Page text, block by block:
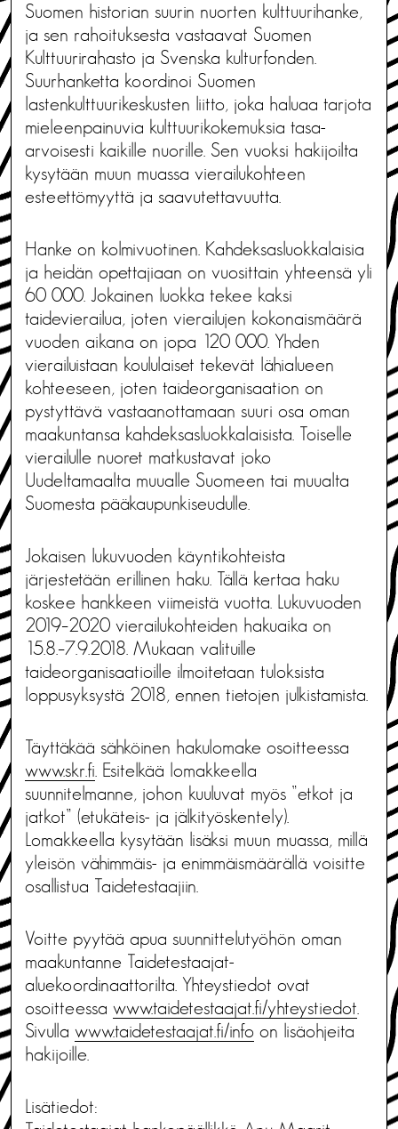
Suomen historian suurin nuorten kulttuurihanke,
ja sen rahoituksesta vastaavat Suomen
Kulttuurirahasto ja Svenska kulturfonden.
Suurhanketta koordinoi Suomen
lastenkulttuurikeskusten liitto, joka haluaa tarjota
mieleenpainuvia kulttuurikokemuksia tasa-
arvoisesti kaikille nuorille. Sen vuoksi hakijoilta
kysytään muun muassa vierailukohteen
esteettömyyttä ja saavutettavuutta.
Hanke on kolmivuotinen. Kahdeksasluokkalaisia
ja heidän opettajiaan on vuosittain yhteensä yli
60 000. Jokainen luokka tekee kaksi
taidevierailua, joten vierailujen kokonaismäärä
vuoden aikana on jopa 120 000. Yhden
vierailuistaan koululaiset tekevät lähialueen
kohteeseen, joten taideorganisaation on
pystyttävä vastaanottamaan suuri osa oman
maakuntansa kahdeksasluokkalaisista. Toiselle
vierailulle nuoret matkustavat joko
Uudeltamaalta muualle Suomeen tai muualta
Suomesta pääkaupunkiseudulle.
Jokaisen lukuvuoden käyntikohteista
järjestetään erillinen haku. Tällä kertaa haku
koskee hankkeen viimeistä vuotta. Lukuvuoden
2019–2020 vierailukohteiden hakuaika on
15.8.–7.9.2018. Mukaan valituille
taideorganisaatioille ilmoitetaan tuloksista
loppusyksystä 2018, ennen tietojen julkistamista.
Täyttäkää sähköinen hakulomake osoitteessa
www.skr.fi . Esitelkää lomakkeella
suunnitelmanne, johon kuuluvat myös ”etkot ja
jatkot” (etukäteis- ja jälkityöskentely).
Lomakkeella kysytään lisäksi muun muassa, millä
yleisön vähimmäis- ja enimmäismäärällä voisitte
osallistua Taidetestaajiin.
Voitte pyytää apua suunnittelutyöhön oman
maakuntanne Taidetestaajat-
aluekoordinaattorilta. Yhteystiedot ovat
osoitteessa www.taidetestaajat.fi/yhteystiedot
Sivulla www.taidetestaajat.fi/info on lisäohjeita
hakijoille.
Lisätiedot: